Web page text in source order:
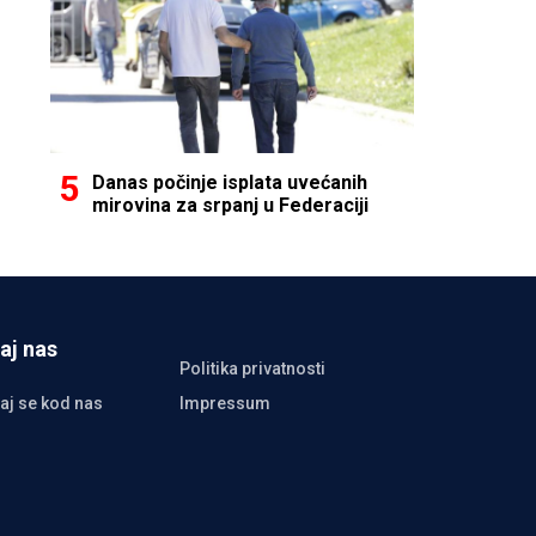
Danas počinje isplata uvećanih
mirovina za srpanj u Federaciji
nas
Politika privatnosti
se kod nas
Impressum